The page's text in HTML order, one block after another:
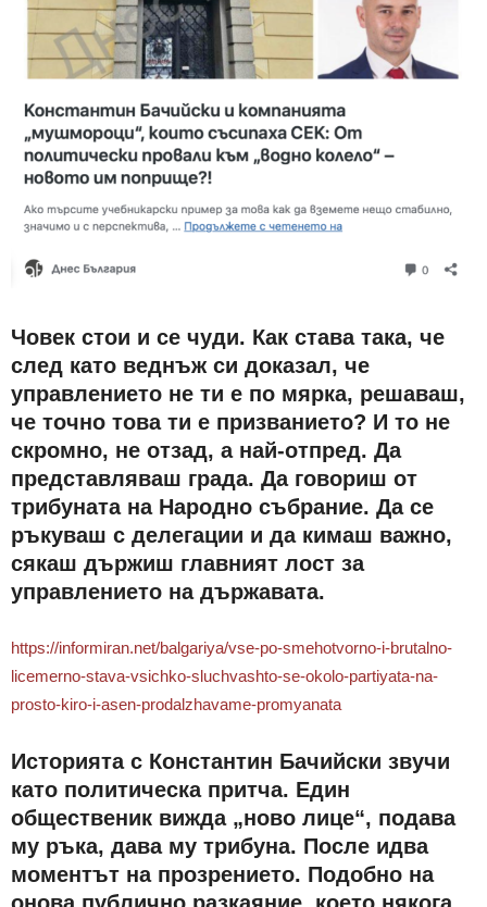
Човек стои и се чуди. Как става така, че
след като веднъж си доказал, че
управлението не ти е по мярка, решаваш,
че точно това ти е призванието? И то не
скромно, не отзад, а най-отпред. Да
представляваш града. Да говориш от
трибуната на Народно събрание. Да се
ръкуваш с делегации и да кимаш важно,
сякаш държиш главният лост за
управлението на държавата.
https://informiran.net/balgariya/vse-po-smehotvorno-i-brutalno-
licemerno-stava-vsichko-sluchvashto-se-okolo-partiyata-na-
prosto-kiro-i-asen-prodalzhavame-promyanata
Историята с Константин Бачийски звучи
като политическа притча. Един
общественик вижда „ново лице“, подава
му ръка, дава му трибуна. После идва
моментът на прозрението. Подобно на